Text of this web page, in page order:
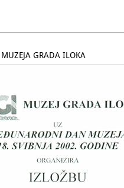
GRADA ILOKA